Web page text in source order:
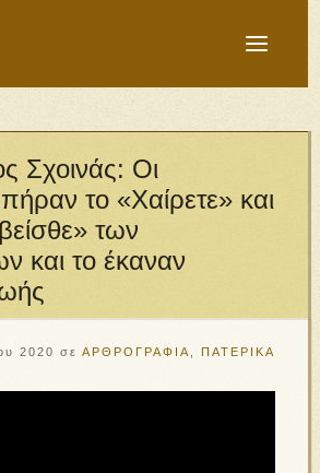
Σχοινάς: Οι
το «Χαίρετε» και
των
και το έκαναν
2020 σε ΑΡΘΡΟΓΡΑΦΙΑ ΠΑΤΕΡΙΚΑ